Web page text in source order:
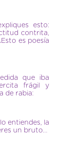
esto:
contrita,
es poesía
que iba
frágil y
de rabia:
entiendes, la
un bruto…